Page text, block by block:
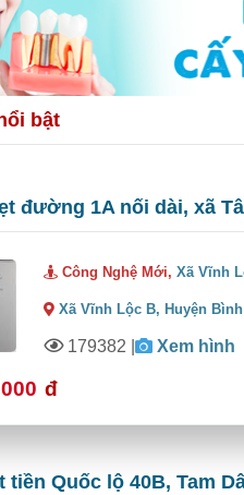
bật
đường 1A nối dài, xã
Công Nghệ Mới,Xã Vĩnh
Xã Vĩnh Lộc B, Huyện
179382 | Xem hình
đ
tiền Quốc lộ 40B, Tam